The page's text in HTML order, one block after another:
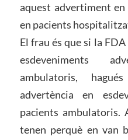
aquest advertiment en
en pacients
El frau és que si la
esdeveniments
ambulatoris,
advertència en
pacients ambulatoris.
tenen perquè en van